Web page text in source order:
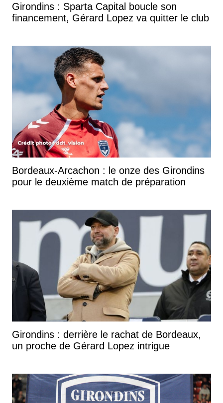
Girondins : Sparta Capital boucle son
financement, Gérard Lopez va quitter le club
Bordeaux-Arcachon : le onze des Girondins
pour le deuxième match de préparation
Girondins : derrière le rachat de Bordeaux,
un proche de Gérard Lopez intrigue